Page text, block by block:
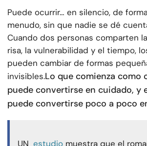
Puede ocurrir… en silencio, de
menudo, sin que nadie se dé
Cuando dos personas comparten
risa, la vulnerabilidad y el tiempo,
pueden cambiar de formas
invisibles.Lo que comienza como
puede convertirse en cuidado, y
puede convertirse poco a poco
UN estudio muestra que el